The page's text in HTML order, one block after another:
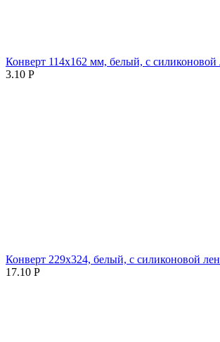
Конверт 114х162 мм, белый, с силиконовой
3.10 Р
Конверт 229х324, белый, с силиконовой
17.10 Р